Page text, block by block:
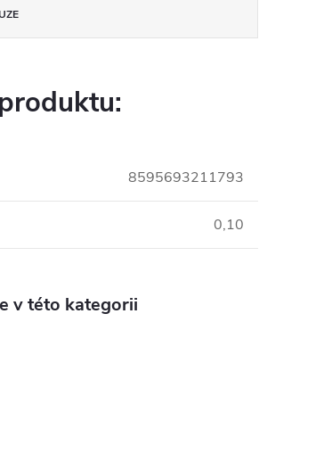
8595693211793
0,10
v této kategorii